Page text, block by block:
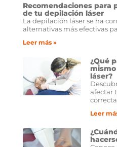
Recomendaciones para
de tu depilación láser
La depilación láser se ha
alternativas más efectivas
Leer más »
¿Qué
láser?
afectar
Leer